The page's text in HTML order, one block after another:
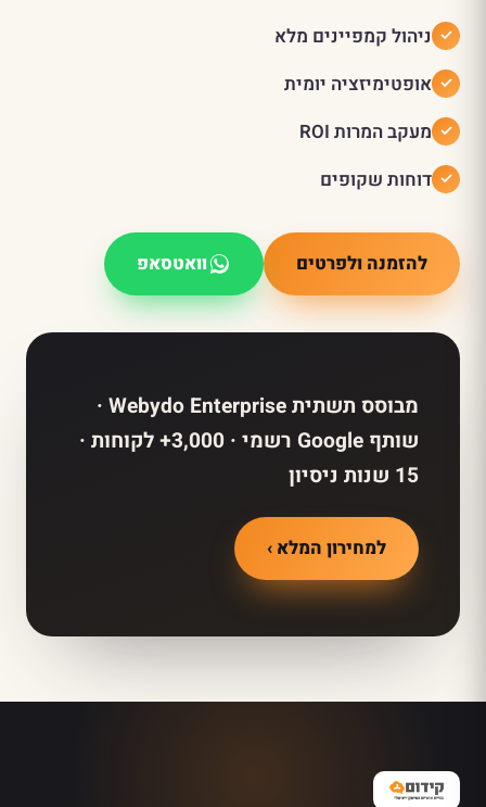
ניהול קמפיינים מלא
אופטימיזציה יומית
מעקב המרות ROI
דוחות שקופים
להזמנה ולפרטים וואטסאפ
מבוסס תשתית Webydo Enterprise ·
שותף Google רשמי · 3,000+ לקוחות ·
15 שנות ניסיון
למחירון המלא ›